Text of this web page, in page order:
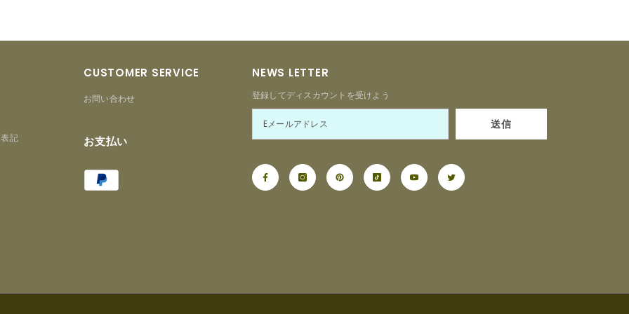
記
CUSTOMER SERVICE
お問い合わせ
お支払い
methods
NEWS LETTER
登録してディスカウントを受けよう
送信